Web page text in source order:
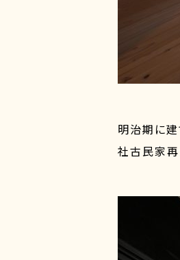
明治期に建
社古民家再